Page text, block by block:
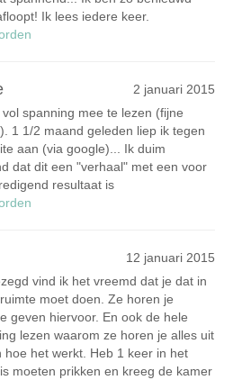
Ik lees iedere keer.
2 januari 2015
vol spanning mee te lezen (fijne
1 1/2 maand geleden liep ik tegen
aan (via google)... Ik duim
dat dit een "verhaal" met een voor
resultaat is
12 januari 2015
vind ik het vreemd dat je dat in
moet doen. Ze horen je
geven hiervoor. En ook de hele
lezen waarom ze horen je alles uit
hoe het werkt. Heb 1 keer in het
moeten prikken en kreeg de kamer